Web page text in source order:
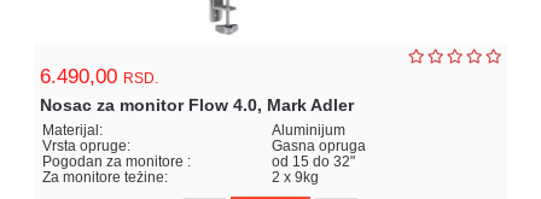
6.490,00 RSD.
Nosac za monitor Flow 4.0, Mark Adler
Materijal:
Aluminijum
Vrsta opruge:
Gasna opruga
Pogodan za monitore :
od 15 do 32"
Za monitore težine:
2 x 9kg